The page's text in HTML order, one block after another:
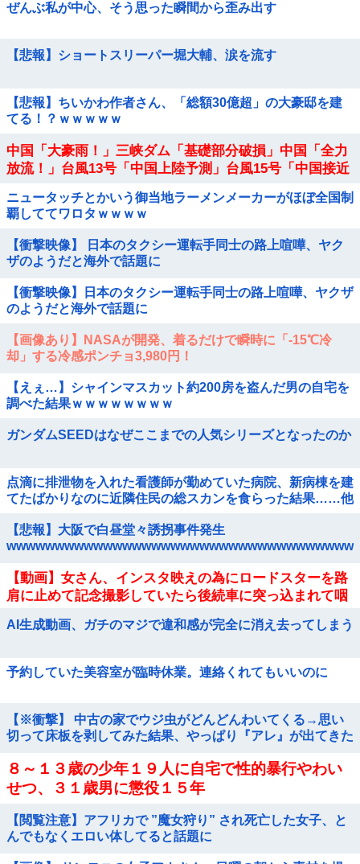
ぜんぶ私が中心、そう思った瞬間から歪み出す
【悲報】ショートスリーパー堀大輔、涙を流す
【悲報】ちいかわ作者さん、「総額30億超」の大豪邸を建
てる！？ｗｗｗｗｗ
中国「大豪雨！」三峡ダム「基礎部分破損」中国「全力
放流！」台風13号「中国上陸予測」台風15号「中国接近
ニュータッチとかいう御当地ラーメンメーカーがほぼ全国制
覇しててワロタｗｗｗｗ
【衝撃映像】 日本のタクシー運転手同士の路上喧嘩、ヤク
ザのようだと海外で話題に
【衝撃映像】日本のタクシー運転手同士の路上喧嘩、ヤクザ
のようだと海外で話題に
【画像あり】NASAが開発、着るだけで瞬時に「-15℃冷
却」する冷感ポンチョ3,980円！
【えぇ…】シャインマスカット約200房を盗んだ男の自宅を
調べた結果ｗｗｗｗｗｗｗｗ
ガンダムSEEDはなぜここまでの人気シリーズとなったのか
点滴に排泄物を入れた看護師が勤めていた病院、新病棟を建
てたばかりなのに近隣住民の総スカンを食らった結果……他
【悲報】大阪で白昼堂々誘拐事件発生
wwwwwwwwwwwwwwwwwwwwwwwwwwwwwwwwwwww
【動画】女さん、インスタ映えの為にロードスターを路
肩に止めて記念撮影していたら後続車に突っ込まれて咽
AI生成動画、ガチのマジで違和感が完全に消え去ってしまう
予約していた美容室が臨時休業。連絡くれてもいいのに
【※衝撃】 中古の家でウジ虫がどんどんわいてくる→思い
切って床板を剥してみた結果、やっぱり『アレ』が出てきた
８～１３歳の少年１９人に自宅で性的暴行やわい
せつ、３１歳男に懲役１５年
【閲覧注意】アフリカで ”魔女狩り” され死亡した女子、と
んでもなくエロい体してると話題に